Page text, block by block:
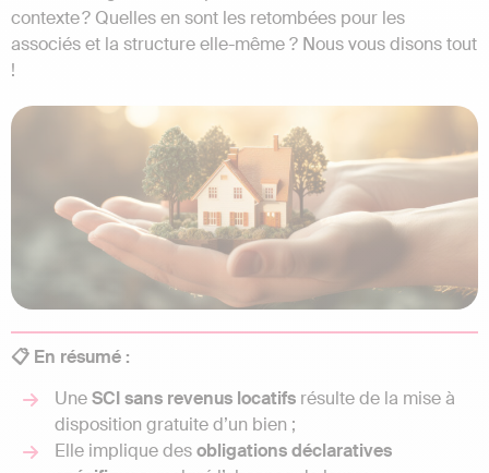
contexte ? Quelles en sont les retombées pour les
associés et la structure elle-même ? Nous vous disons tout
!
📋 En résumé :
UneSCI sans revenus locatifs résulte de la mise à
disposition gratuite d’un bien ;
Elle implique desobligations déclaratives